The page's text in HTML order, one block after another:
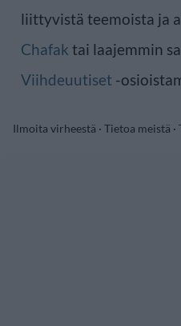
liittyvistä teemoista ja
Chafak tai laajemmin
Viihdeuutiset -
Ilmoita virheestä · Tietoa meistä ·